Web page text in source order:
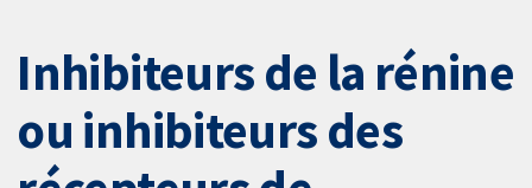
Inhibiteurs de la rénine
ou inhibiteurs des